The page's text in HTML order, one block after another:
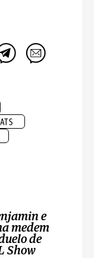
e
medem
de
Show